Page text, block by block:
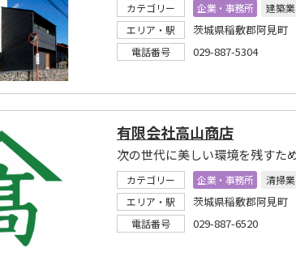
カテゴリー 企業・事務所
建築業
エリア・駅
茨城県稲敷郡阿見町
電話番号 029-887-5304
有限会社高山商店
カテゴリー 企業・事務所
清掃業
エリア・駅
茨城県稲敷郡阿見町
電話番号 029-887-6520